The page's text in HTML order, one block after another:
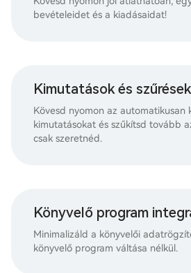
bevételeidet és a kiadásaidat!
Kimutatások és szűrések
Kövesd nyomon az automatikusan
kimutatásokat és szűkítsd tovább
csak szeretnéd.
Könyvelő program
Minimalizáld a könyvelői
könyvelő program váltása nélkül.